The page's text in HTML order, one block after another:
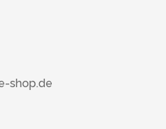
shop.de